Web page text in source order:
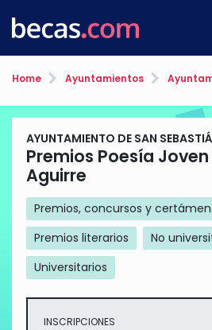
Home Ayuntamientos
AYUNTAMIENTO DE SAN
Premios Poesía
Aguirre
Premios, concursos y
Premios literarios
No
Universitarios
INSCRIPCIONES